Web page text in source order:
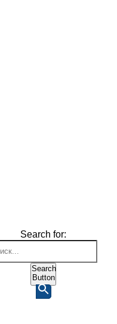
Search for:
Search
Button